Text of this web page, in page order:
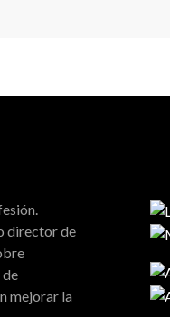
director de
mejorar la